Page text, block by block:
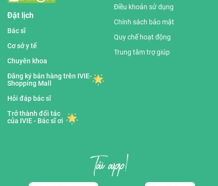
Đặt lịch
Bác sĩ
Cơ sở y tế
Chuyên khoa
Đăng ký bán hàng trên IVIE-
Shopping Mall
Hỏi đáp bác sĩ
Trở thành đối tác
của IVIE - Bác sĩ ơi
Điều khoản sử dụng
Chính sách bảo mật
Quy chế hoạt động
Trung tâm trợ giúp